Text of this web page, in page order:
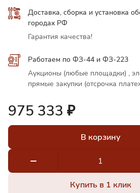
Доставка, сборка и установка
городах РФ
Гарантия качества!
Работаем по ФЗ-44 и ФЗ-223
Аукционы (любые площадки) ,
прямые закупки (отсрочка
975 333 ₽
В корзину
Купить в 1 клик